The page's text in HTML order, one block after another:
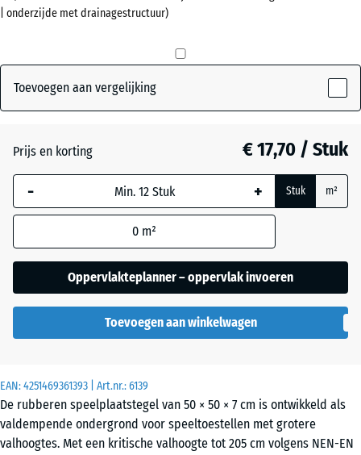
EAN:4251469361393 | Art.nr.:6139
De rubberen speelplaatstegel van 50 × 50 × 7 cm is ontwikkeld als
valdempende ondergrond voor speeltoestellen met grotere
valhoogtes. Met een kritische valhoogte tot 205 cm volgens NEN-EN
Kleurenpalet
(active)
Lindegroen + € 0,50
Tomatenrood
| onderzijde met drainagestructuur)
Toevoegen aan vergelijking
Prijs en korting € 17,70 / Stuk
- + Stuk m²
0 m²
Oppervlakteplanner – oppervlak invoeren
Toevoegen aan winkelwagen